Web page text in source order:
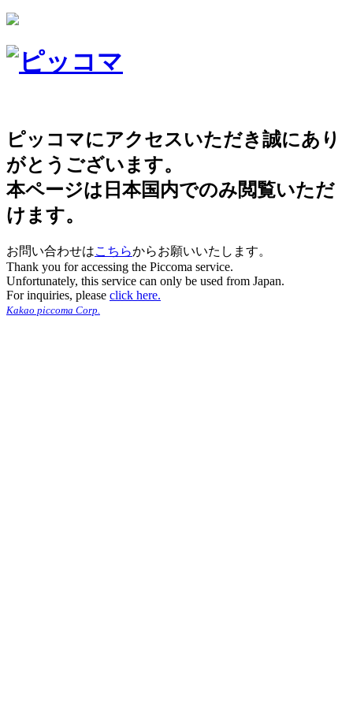
ピッコマにアクセスいただき誠にあり
がとうございます。
本ページは日本国内でのみ閲覧いただ
けます。
お問い合わせはこちらからお願いいたします。
Thank you for accessing the Piccoma service.
Unfortunately, this service can only be used from Japan.
For inquiries, please click here.
Kakao piccoma Corp.